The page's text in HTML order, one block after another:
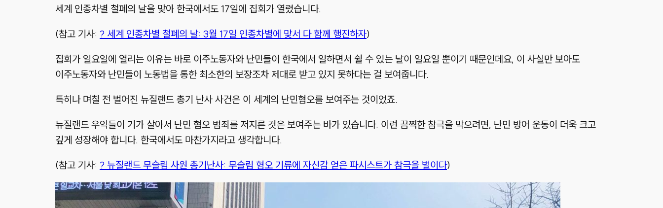
세계 인종차별 철폐의 날을 맞아 한국에서도 17일에 집회가 열렸습니다.
(참고 기사: ? 세계 인종차별 철폐의 날: 3월 17일 인종차별에 맞서 다 함께 행진하자)
집회가 일요일에 열리는 이유는 바로 이주노동자와 난민들이 한국에서 일하면서 쉴 수 있는 날이 일요일 뿐이기 때문인데요, 이 사실만 보아도
이주노동자와 난민들이 노동법을 통한 최소한의 보장조차 제대로 받고 있지 못하다는 걸 보여줍니다.
특히나 며칠 전 벌어진 뉴질랜드 총기 난사 사건은 이 세계의 난민혐오를 보여주는 것이었죠.
뉴질랜드 우익들이 기가 살아서 난민 혐오 범죄를 저지른 것은 보여주는 바가 있습니다. 이런 끔찍한 참극을 막으려면, 난민 방어 운동이 더욱 크고
깊게 성장해야 합니다. 한국에서도 마찬가지라고 생각합니다.
(참고 기사: ? 뉴질랜드 무슬림 사원 총기난사: 무슬림 혐오 기류에 자신감 얻은 파시스트가 참극을 벌이다)